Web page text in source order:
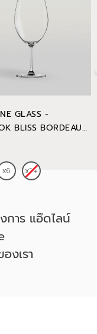
GLASS -
BLISS BORDEAUX
การ แอ๊ดไลน์
งเรา